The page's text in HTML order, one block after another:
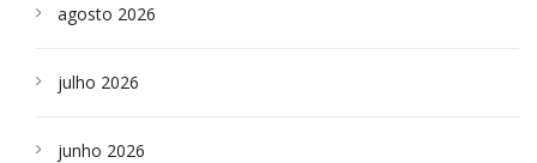
agosto 2026
julho 2026
junho 2026